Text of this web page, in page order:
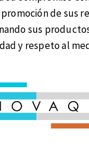
de sus
sus
y respeto al